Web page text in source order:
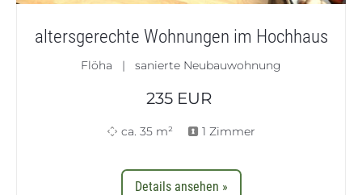
altersgerechte Wohnungen im Hochhaus
Flöha | sanierte Neubauwohnung
235 EUR
ca. 35 m² 1 Zimmer
Details ansehen »